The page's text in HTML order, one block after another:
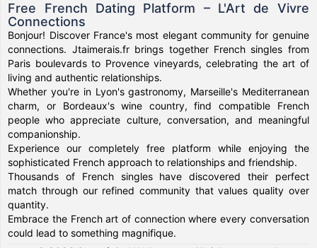
Free French Dating Platform – L'Art de Vivre
Connections
Bonjour! Discover France's most elegant community for genuine
connections. Jtaimerais.fr brings together French singles from
Paris boulevards to Provence vineyards, celebrating the art of
living and authentic relationships.
Whether you're in Lyon's gastronomy, Marseille's Mediterranean
charm, or Bordeaux's wine country, find compatible French
people who appreciate culture, conversation, and meaningful
companionship.
Experience our completely free platform while enjoying the
sophisticated French approach to relationships and friendship.
Thousands of French singles have discovered their perfect
match through our refined community that values quality over
quantity.
Embrace the French art of connection where every conversation
could lead to something magnifique.